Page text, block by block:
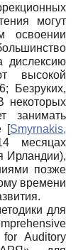
могут
освоении
дислексию
высокой
;
Безруких,
некоторых
занимать
[Smyrnakis,
месяцах
Ирландии),
позже
времени
для
Auditory